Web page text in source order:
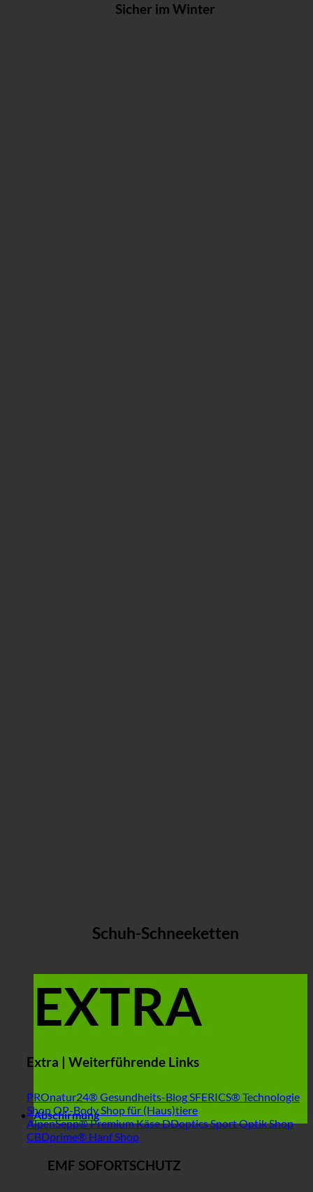
Sicher im Winter
Schuh-Schneeketten
EXTRA
Extra | Weiterführende Links
PROnatur24® Gesundheits-Blog SFERICS® Technologie
ShopOP-Body Shop für (Haus)tiere
AlpenSepp® Premium KäseDDoptics Sport Optik Shop
CBDprime® Hanf Shop
Abschirmung
EMF SOFORTSCHUTZ